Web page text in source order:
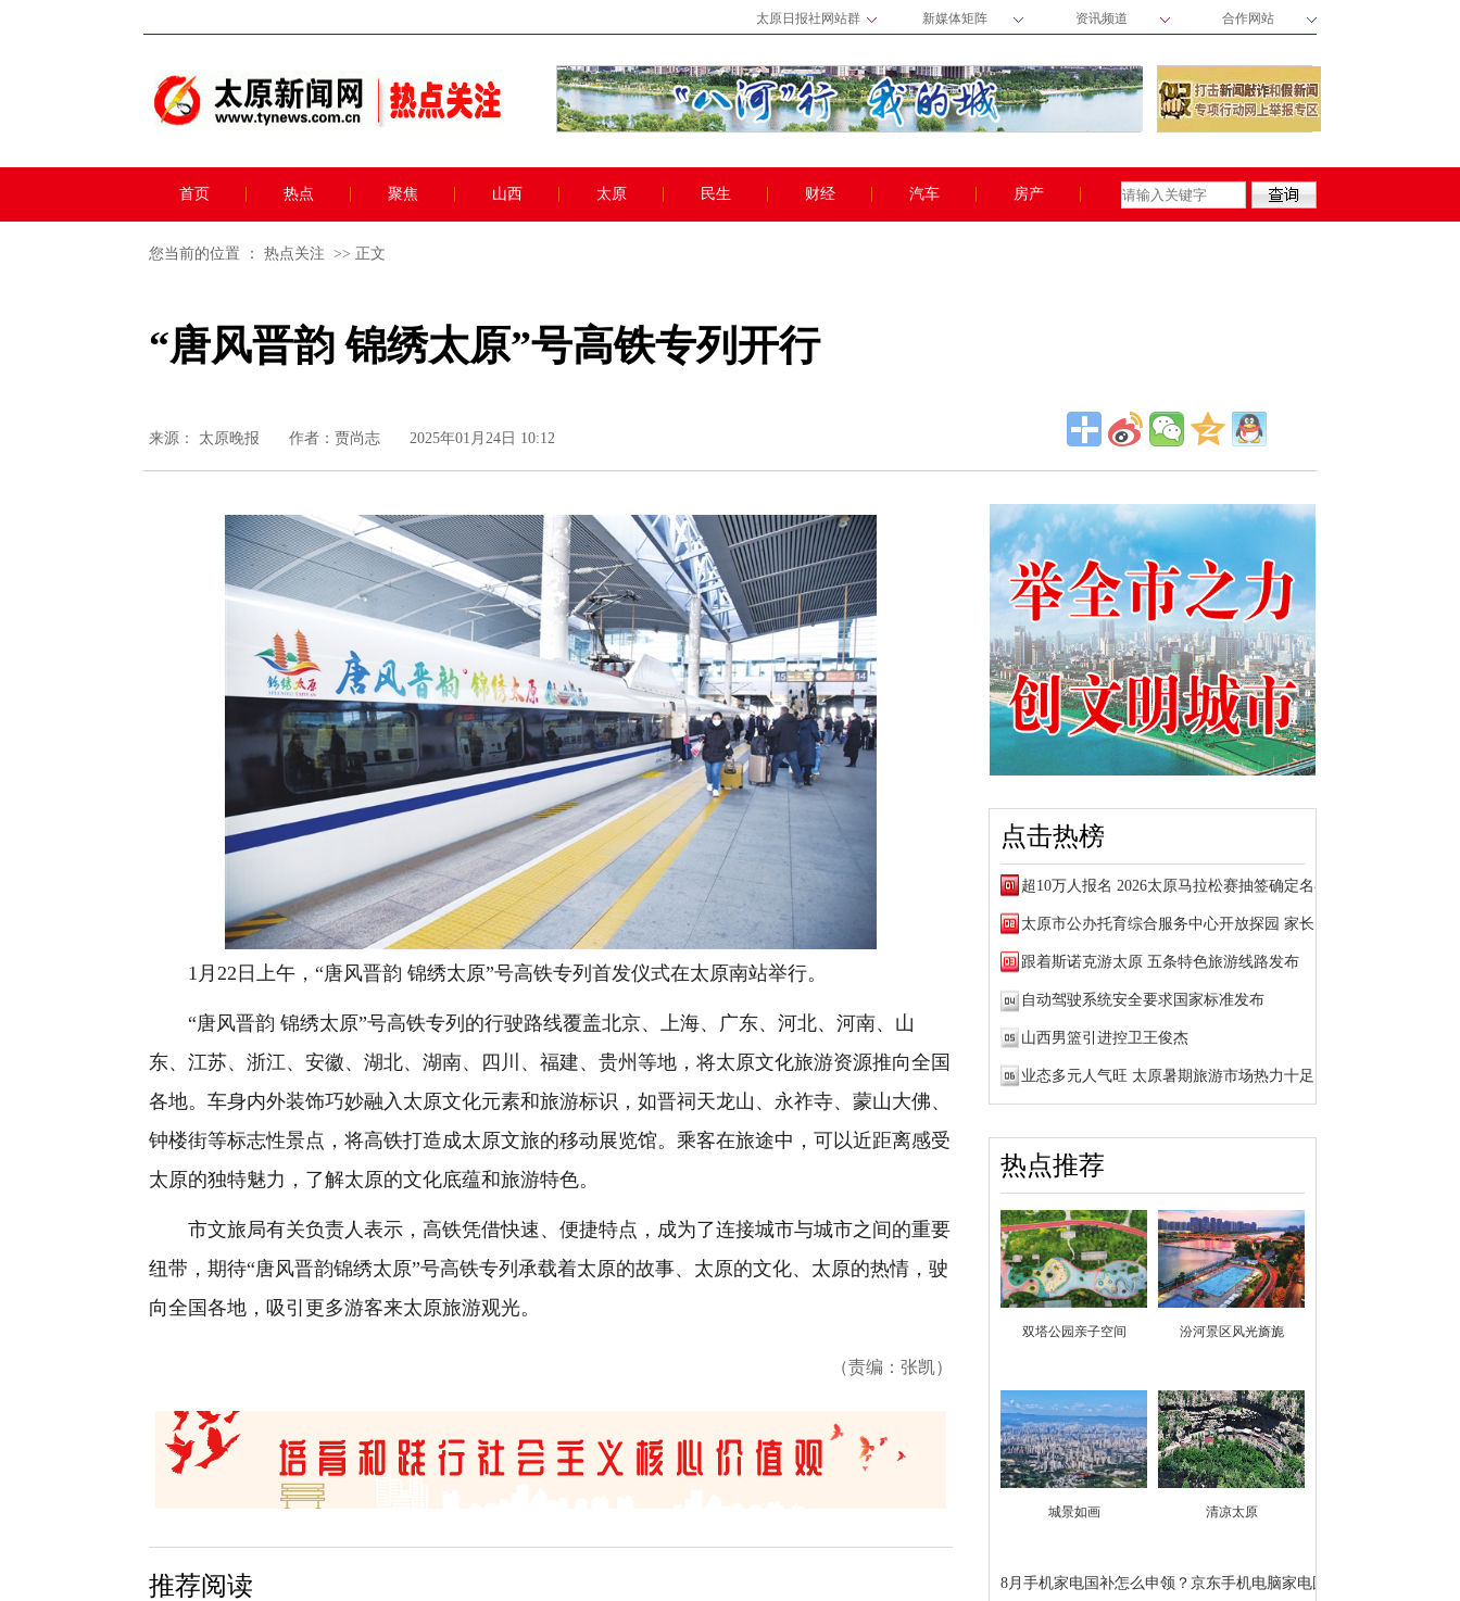
太原日报社网站群 新媒体矩阵 资讯频道 合作网站
首页 热点 聚焦 山西 太原 民生 财经 汽车 房产
您当前的位置 ： 热点关注 >> 正文
“唐风晋韵 锦绣太原”号高铁专列开行
来源： 太原晚报 作者：贾尚志 2025年01月24日 10:12
1月22日上午，“唐风晋韵 锦绣太原”号高铁专列首发仪式在太原南站举行。
“唐风晋韵 锦绣太原”号高铁专列的行驶路线覆盖北京、上海、广东、河北、河南、山
东、江苏、浙江、安徽、湖北、湖南、四川、福建、贵州等地，将太原文化旅游资源推向全国
各地。车身内外装饰巧妙融入太原文化元素和旅游标识，如晋祠天龙山、永祚寺、蒙山大佛、
钟楼街等标志性景点，将高铁打造成太原文旅的移动展览馆。乘客在旅途中，可以近距离感受
太原的独特魅力，了解太原的文化底蕴和旅游特色。
市文旅局有关负责人表示，高铁凭借快速、便捷特点，成为了连接城市与城市之间的重要
纽带，期待“唐风晋韵锦绣太原”号高铁专列承载着太原的故事、太原的文化、太原的热情，驶
向全国各地，吸引更多游客来太原旅游观光。
（责编：张凯）
点击热榜
超10万人报名 2026太原马拉松赛抽签确定名额
跟着斯诺克游太原 五条特色旅游线路发布
自动驾驶系统安全要求国家标准发布
山西男篮引进控卫王俊杰
业态多元人气旺 太原暑期旅游市场热力十足
热点推荐
双塔公园亲子空间 汾河景区风光旖旎
城景如画 清凉太原
8月手机家电国补怎么申领？京东手机电脑家电国补领...
推荐阅读